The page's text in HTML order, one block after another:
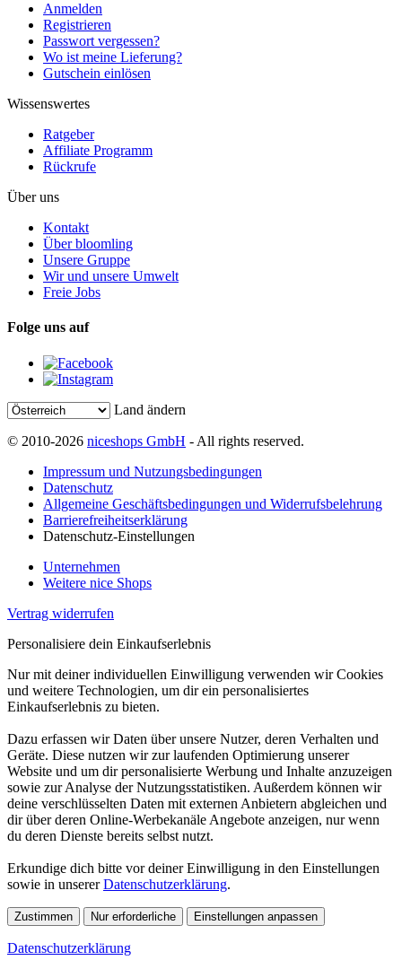
Anmelden
Registrieren
Passwort vergessen?
Wo ist meine Lieferung?
Gutschein einlösen
Wissenswertes
Ratgeber
Affiliate Programm
Rückrufe
Über uns
Kontakt
Über bloomling
Unsere Gruppe
Wir und unsere Umwelt
Freie Jobs
Folge uns auf
Land ändern
© 2010-2026 niceshops GmbH - All rights reserved.
Impressum und Nutzungsbedingungen
Datenschutz
Allgemeine Geschäftsbedingungen und Widerrufsbelehrung
Barrierefreiheitserklärung
Datenschutz-Einstellungen
Unternehmen
Weitere nice Shops
Vertrag widerrufen
Personalisiere dein Einkaufserlebnis
Nur mit deiner individuellen Einwilligung verwenden wir Cookies
und weitere Technologien, um dir ein personalisiertes
Einkaufserlebnis zu bieten.
Dazu erfassen wir Daten über unsere Nutzer, deren Verhalten und
Geräte. Diese nutzen wir zur laufenden Optimierung unserer
Website und um dir personalisierte Werbung und Inhalte anzuzeigen
sowie zur Analyse der Nutzungsstatistiken. Außerdem können wir
deine verschlüsselten Daten mit externen Anbietern abgleichen und
dir über deren Online-Werbekanäle Angebote anzeigen, nur wenn
du deren Dienste bereits selbst nutzt.
Erkundige dich bitte vor deiner Einwilligung in den Einstellungen
sowie in unsererDatenschutzerklärung.
Zustimmen Nur erforderliche Einstellungen anpassen
Datenschutzerklärung